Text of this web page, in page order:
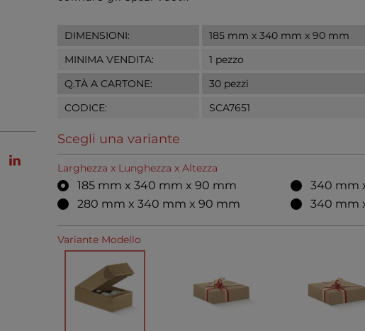
DIMENSIONI:
185 mm x 340 mm x 90 mm
MINIMA VENDITA:
1 pezzo
Q.TÀ A CARTONE:
30 pezzi
CODICE:
SCA7651
Scegli una variante
Larghezza x Lunghezza x Altezza
185 mm x 340 mm x 90 mm
280 mm x 340 mm x 90 mm
340 mm
340 mm
Variante Modello